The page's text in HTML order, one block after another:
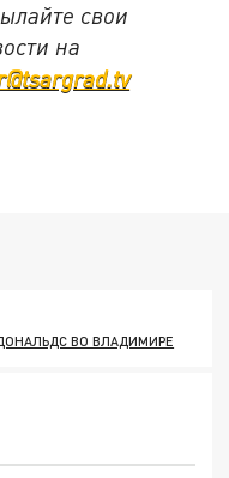
свои
на
ВО ВЛАДИМИРЕ